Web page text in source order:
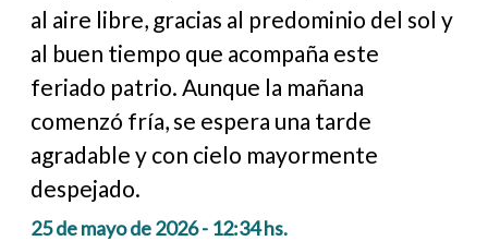
al aire libre, gracias al predominio del sol y
al buen tiempo que acompaña este
feriado patrio. Aunque la mañana
comenzó fría, se espera una tarde
agradable y con cielo mayormente
despejado.
25 de mayo de 2026 - 12:34 hs.